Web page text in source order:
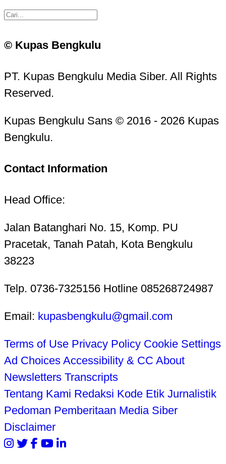
© Kupas Bengkulu
PT. Kupas Bengkulu Media Siber. All Rights
Reserved.
Kupas Bengkulu Sans © 2016 - 2026 Kupas
Bengkulu.
Contact Information
Head Office:
Jalan Batanghari No. 15, Komp. PU
Pracetak, Tanah Patah, Kota Bengkulu
38223
Telp. 0736-7325156 Hotline 085268724987
Email: kupasbengkulu@gmail.com
Terms of Use Privacy Policy Cookie Settings
Ad Choices Accessibility & CC About
Newsletters Transcripts
Tentang Kami Redaksi Kode Etik Jurnalistik
Pedoman Pemberitaan Media Siber
Disclaimer